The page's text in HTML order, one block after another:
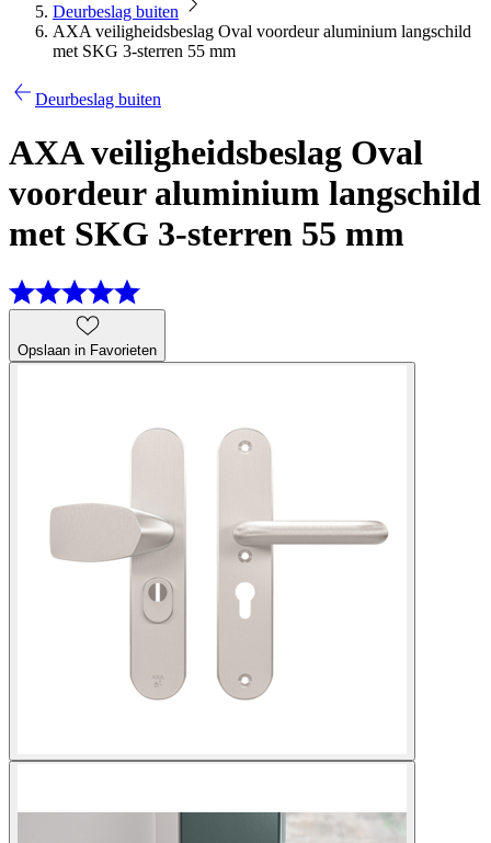
Deurbeslag buiten
AXA veiligheidsbeslag Oval voordeur aluminium langschild
met SKG 3-sterren 55 mm
Deurbeslag buiten
AXA veiligheidsbeslag Oval
voordeur aluminium langschild
met SKG 3-sterren 55 mm
Opslaan in Favorieten